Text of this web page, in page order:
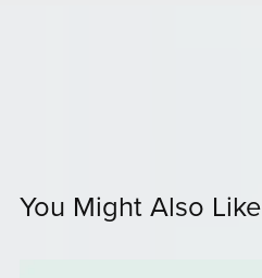
You Might Also Like